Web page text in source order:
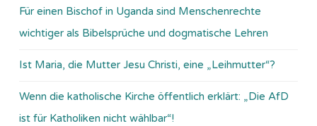
Für einen Bischof in Uganda sind Menschenrechte
wichtiger als Bibelsprüche und dogmatische Lehren
Ist Maria, die Mutter Jesu Christi, eine „Leihmutter“?
Wenn die katholische Kirche öffentlich erklärt: „Die AfD
ist für Katholiken nicht wählbar“!